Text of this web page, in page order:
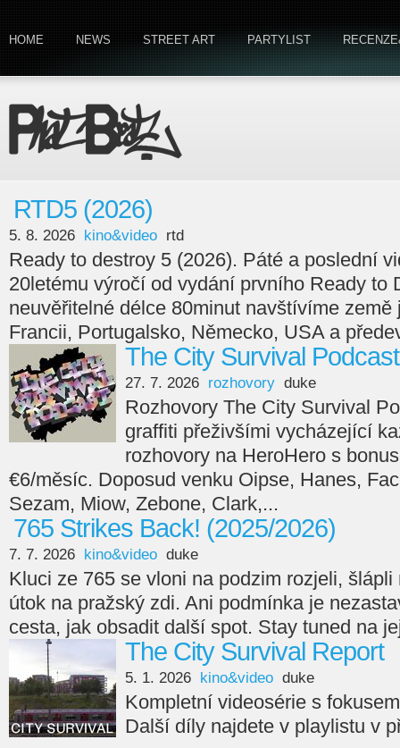
HOME NEWS STREET ART PARTYLIST
RTD5 (2026)
5. 8. 2026 kino&video rtd
Ready to destroy 5 (2026). Páté a poslední
20letému výročí od vydání prvního Ready to
neuvěřitelné délce 80minut navštívíme
Francii, Portugalsko, Německo, USA a
The City Survival Podcast
27. 7. 2026 rozhovory duke
Rozhovory The City Survival
graffiti přeživšími vycházející
rozhovory na HeroHero s
€6/měsíc. Doposud venku Oipse, Hanes,
Sezam, Miow, Zebone, Clark,...
765 Strikes Back! (2025/2026)
7. 7. 2026 kino&video duke
Kluci ze 765 se vloni na podzim rozjeli,
útok na pražský zdi. Ani podmínka je
cesta, jak obsadit další spot. Stay tuned na
The City Survival Report
5. 1. 2026 kino&video duke
Kompletní videosérie s
Další díly najdete v playlistu v